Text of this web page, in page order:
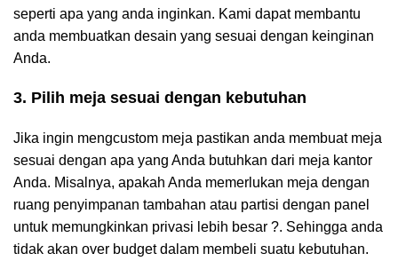
seperti apa yang anda inginkan. Kami dapat membantu
anda membuatkan desain yang sesuai dengan keinginan
Anda.
3. Pilih meja sesuai dengan kebutuhan
Jika ingin mengcustom meja pastikan anda membuat meja
sesuai dengan apa yang Anda butuhkan dari meja kantor
Anda. Misalnya, apakah Anda memerlukan meja dengan
ruang penyimpanan tambahan atau partisi dengan panel
untuk memungkinkan privasi lebih besar ?. Sehingga anda
tidak akan over budget dalam membeli suatu kebutuhan.